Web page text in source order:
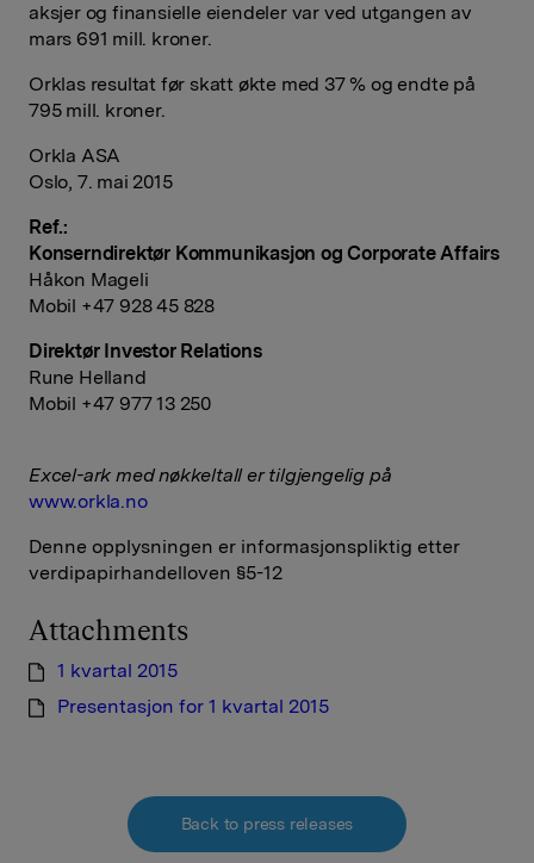
aksjer og finansielle eiendeler var ved utgangen av
mars 691 mill. kroner.
Orklas resultat før skatt økte med 37 % og endte på
795 mill. kroner.
Orkla ASA
Oslo, 7. mai 2015
Ref.:
Konserndirektør Kommunikasjon og Corporate Affairs
Håkon Mageli
Mobil +47 928 45 828
Direktør Investor Relations
Rune Helland
Mobil +47 977 13 250
Excel-ark med nøkkeltall er tilgjengelig på
www.orkla.no
Denne opplysningen er informasjonspliktig etter
verdipapirhandelloven §5-12
Attachments
1 kvartal 2015
Presentasjon for 1 kvartal 2015
Back to press releases